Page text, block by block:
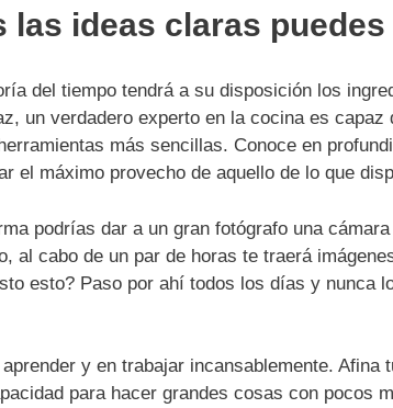
las ideas claras
del tiempo tendrá a su disposición los
un verdadero experto en la cocina es
más sencillas. Conoce en
el máximo provecho de aquello de lo que
podrías dar a un gran fotógrafo una
al cabo de un par de horas te traerá
esto? Paso por ahí todos los días y nunca
y en trabajar incansablemente.
para hacer grandes cosas con pocos